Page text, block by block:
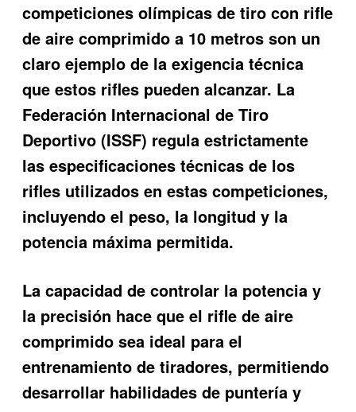
competiciones olímpicas de tiro con rifle
de aire comprimido a 10 metros son un
claro ejemplo de la exigencia técnica
que estos rifles pueden alcanzar. La
Federación Internacional de Tiro
Deportivo (ISSF) regula estrictamente
las especificaciones técnicas de los
rifles utilizados en estas competiciones,
incluyendo el peso, la longitud y la
potencia máxima permitida.
La capacidad de controlar la potencia y
la precisión hace que el rifle de aire
comprimido sea ideal para el
entrenamiento de tiradores, permitiendo
desarrollar habilidades de puntería y